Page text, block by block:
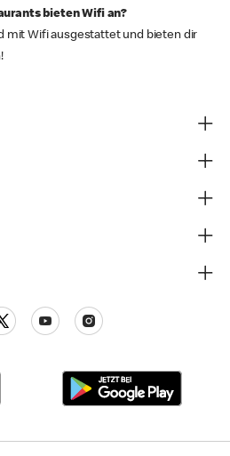
bieten Wifi an?
mit Wifi ausgestattet und bieten dir